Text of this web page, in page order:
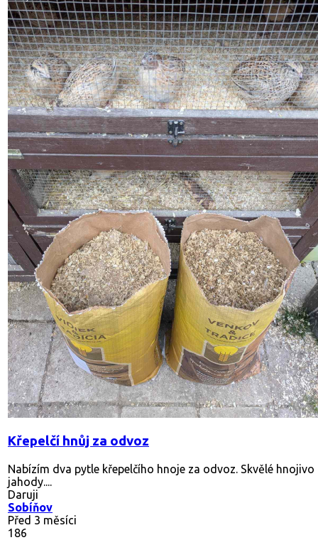
Křepelčí hnůj za odvoz
Nabízím dva pytle křepelčího hnoje za odvoz. Skvělé
jahody....
Daruji
Sobíňov
Před 3 měsíci
186